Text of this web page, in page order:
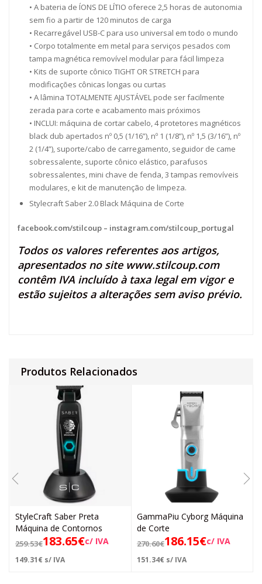
• A bateria de ÍONS DE LÍTIO oferece 2,5 horas de autonomia
sem fio a partir de 120 minutos de carga
• Recarregável USB-C para uso universal em todo o mundo
• Corpo totalmente em metal para serviços pesados ​​com
tampa magnética removível modular para fácil limpeza
• Kits de suporte cônico TIGHT OR STRETCH para
modificações cônicas longas ou curtas
• A lâmina TOTALMENTE AJUSTÁVEL pode ser facilmente
zerada para corte e acabamento mais próximos
• INCLUI: máquina de cortar cabelo, 4 protetores magnéticos
black dub apertados nº 0,5 (1/16”), nº 1 (1/8”), nº 1,5 (3/16”), nº
2 (1/4”), suporte/cabo de carregamento, seguidor de came
sobressalente, suporte cônico elástico, parafusos
sobressalentes, mini chave de fenda, 3 tampas removíveis
modulares, e kit de manutenção de limpeza.
Stylecraft Saber 2.0 Black Máquina de Corte
facebook.com/stilcoup – instagram.com/stilcoup_portugal
Todos os valores referentes aos artigos,
apresentados no site www.stilcoup.com
contêm IVA incluído à taxa legal em vigor e
estão sujeitos a alterações sem aviso prévio.
Produtos Relacionados
StyleCraft Saber Preta
Máquina de Contornos
259.53€183.65€c/ IVA
149.31€ s/ IVA
GammaPiu Cyborg Máquina
de Corte
270.60€186.15€c/ IVA
151.34€ s/ IVA